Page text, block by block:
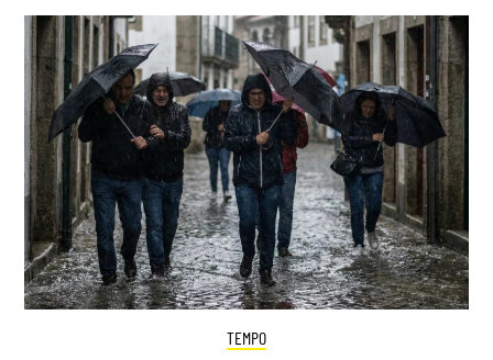
TEMPO